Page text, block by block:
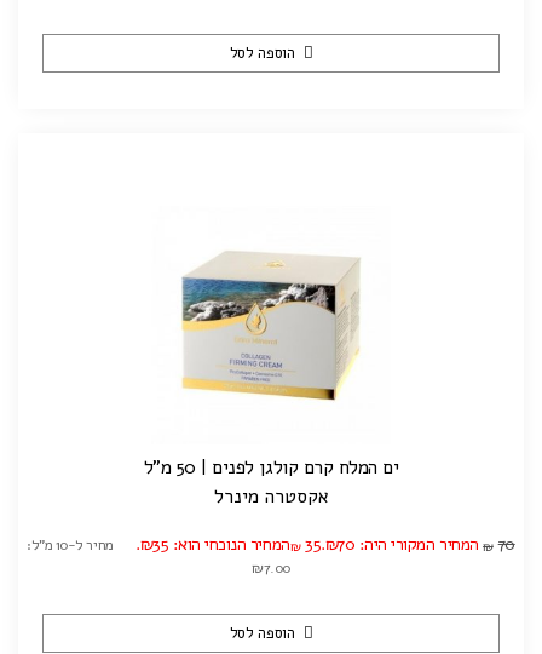
הוספה לסל
ים המלח קרם קולגן לפנים | 50 מ"ל
אקסטרה מינרל
₪ 70 המחיר המקורי היה: ₪70. ₪ 35 המחיר הנוכחי הוא: ₪35.
מחיר ל-10 מ"ל:
₪7.00
הוספה לסל